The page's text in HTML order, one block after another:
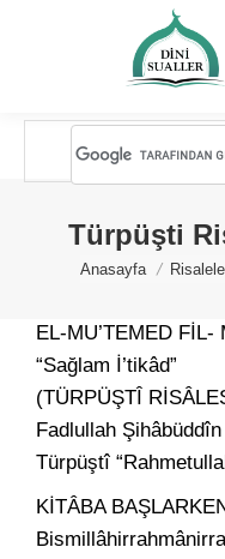
Türpüşti
You are here:
Anasayfa
EL-MU’TEMED FİL-
“Sağlam İ’tikâd”
(TÜRPÜŞTÎ
Fadlullah
Türpüştî
KİTÂBA